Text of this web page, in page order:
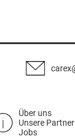
Über uns
Unsere Partner
Jobs